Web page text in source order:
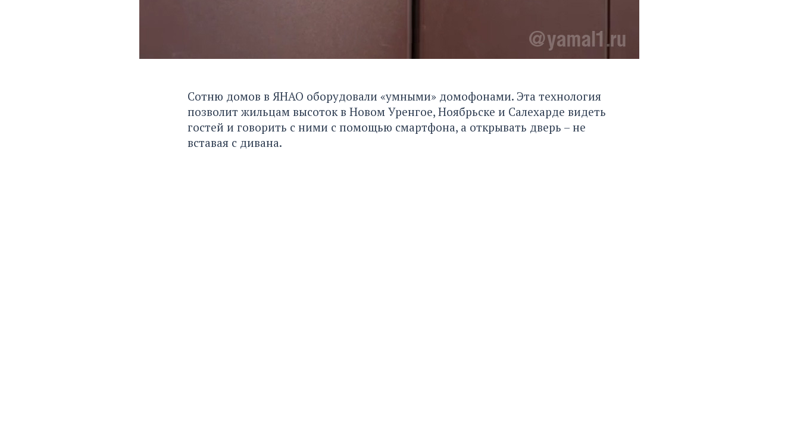
Сотню домов в ЯНАО оборудовали «умными» домофонами. Эта технология
позволит жильцам высоток в Новом Уренгое, Ноябрьске и Салехарде видеть
гостей и говорить с ними с помощью смартфона, а открывать дверь – не
вставая с дивана.